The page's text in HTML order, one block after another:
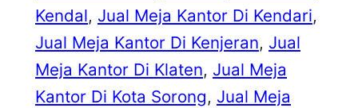
Kendal, Jual Meja Kantor Di Kendari
Jual Meja Kantor Di Kenjeran, Jual
Meja Kantor Di Klaten, Jual Meja
Kantor Di Kota Sorong, Jual Meja